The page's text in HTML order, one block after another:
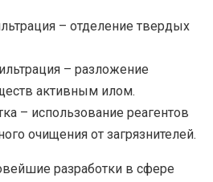
– отделение твердых
– разложение
активным илом.
– использование реагентов
очищения от загрязнителей.
разработки в сфере